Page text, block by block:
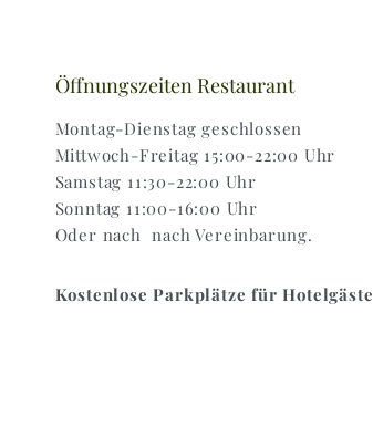
Öffnungszeiten Restaurant
Montag-Dienstag geschlossen
Mittwoch-Freitag 15:00-22:00 Uhr
Samstag 11:30-22:00 Uhr
Sonntag 11:00-16:00 Uhr
Oder nach nach Vereinbarung.
Kostenlose Parkplätze für Hotelgäste